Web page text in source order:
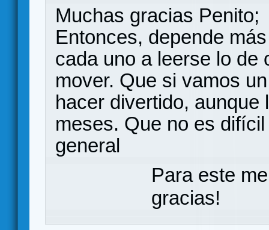
Muchas gracias Penito;
Entonces, depende
cada uno a leerse lo de
mover. Que si vamos
hacer divertido,
meses. Que no es
general
Para este
gracias!